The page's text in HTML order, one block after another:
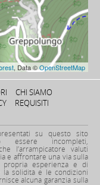
, Data ©OpenStreetMap
CHI SIAMO
REQUISITI
su questo sito
essere incompleti,
l’arrampicatore valuti
e affrontare una via sulla
esperienza e di
la solidità e le condizioni
alcuna garanzia sulla